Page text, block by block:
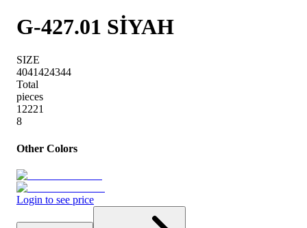
G-427.01 SİYAH
SIZE
4041424344
Total
pieces
12221
8
Other Colors
Login to see price